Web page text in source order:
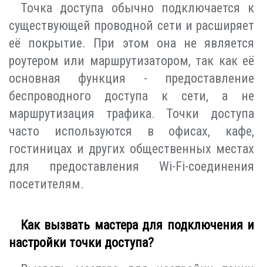
Точка доступа обычно подключается к
существующей проводной сети и расширяет
её покрытие. При этом она не является
роутером или маршрутизатором, так как её
основная функция - предоставление
беспроводного доступа к сети, а не
маршрутизация трафика. Точки доступа
часто используются в офисах, кафе,
гостиницах и других общественных местах
для предоставления Wi-Fi-соединения
посетителям.
Как вызвать мастера для подключения и
настройки точки доступа?